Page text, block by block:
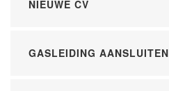
NIEUWE CV
GASLEIDING AANSLUITEN